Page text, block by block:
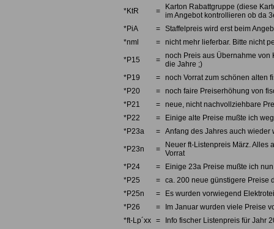
*KtR =
Karton Rabattgruppe (diese
im Angebot kontrollieren ob da
*PiA
= Staffelpreis wird erst beim
*nml
= nicht mehr lieferbar. Bitte nicht
*P15 = noch Preis aus Übernahme von
die Jahre ;)
*P19
= noch Vorrat zum schönen alten
*P20
= noch faire Preiserhöhung von
*P21
= neue, nicht nachvollziehbare
*P22
=
Einige alte Preise mußte ich
*P23a
= Anfang des Jahres auch
*P23n =
Neuer ft-Listenpreis März. Alles
Vorrat
*P24
=
Einige 23a Preise mußte ich
*P25
= ca. 200 neue günstigere Preise
*P25n
=
Es wurden vorwiegend
*P26
=
Im Januar wurden viele Preise
*ft-Lp´xx =
Info fischer Listenpreis für Jahr